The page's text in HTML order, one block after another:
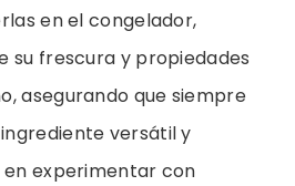
en el congelador,
su frescura y propiedades
asegurando que siempre
versátil y
en experimentar con